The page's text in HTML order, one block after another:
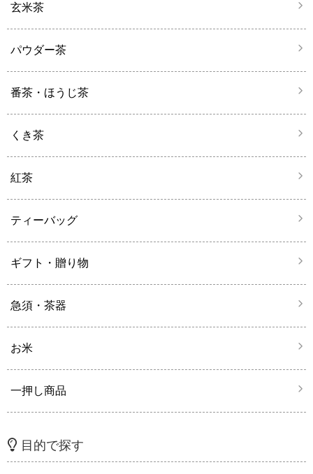
玄米茶
パウダー茶
番茶・ほうじ茶
くき茶
紅茶
ティーバッグ
ギフト・贈り物
急須・茶器
お米
一押し商品
目的で探す